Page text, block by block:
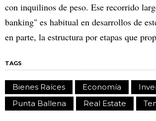
con inquilinos de peso. Ese recorrido
banking" es habitual en desarrollos de
en parte, la estructura por etapas que
TAGS
Bienes Raíces Economía
Punta Ballena
Real Estate